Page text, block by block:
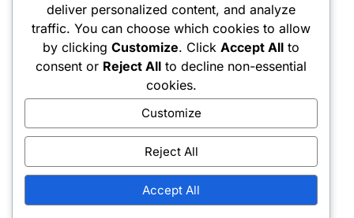
deliver personalized content, and analyze
traffic. You can choose which cookies to allow
by clickingCustomize. ClickAccept All to
consent or Reject All to decline non-essential
cookies.
Customize
Reject All
Accept All